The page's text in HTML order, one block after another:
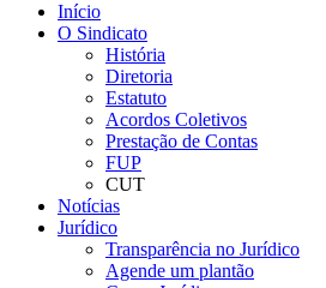
Início
O Sindicato
História
Diretoria
Estatuto
Acordos Coletivos
Prestação de Contas
FUP
CUT
Notícias
Jurídico
Transparência no Jurídico
Agende um plantão